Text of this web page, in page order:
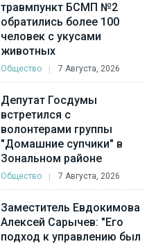
травмпункт БСМП №2
обратились более 100
человек с укусами
животных
Общество 7 Августа, 2026
Депутат Госдумы
встретился с
волонтерами группы
"Домашние супчики" в
Зональном районе
Общество 7 Августа, 2026
Заместитель Евдокимова
Алексей Сарычев: "Его
подход к управлению был